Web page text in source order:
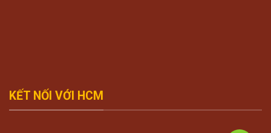
KẾT NỐI VỚI HCM